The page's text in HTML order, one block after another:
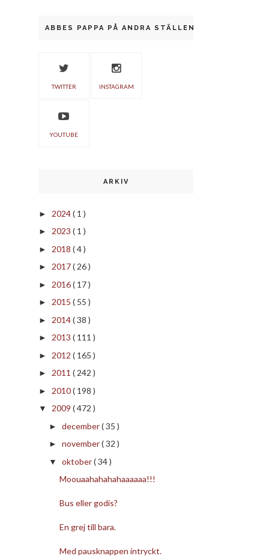
ABBES PAPPA PÅ ANDRA STÄLLEN
TWITTER INSTAGRAM
YOUTUBE
ARKIV
► 2024( 1 )
► 2023 ( 1 )
► 2018 ( 4 )
► 2017( 26 )
► 2016( 17 )
► 2015 ( 55 )
► 2014( 38 )
► 2013 ( 111 )
► 2012 ( 165 )
► 2011 ( 242 )
► 2010( 198 )
▼ 2009 ( 472 )
► december( 35 )
► november( 32 )
▼ oktober( 34 )
Moouaahahahahaaaaaa!!!
Bus eller godis?
En grej till bara.
Med pausknappen intryckt.